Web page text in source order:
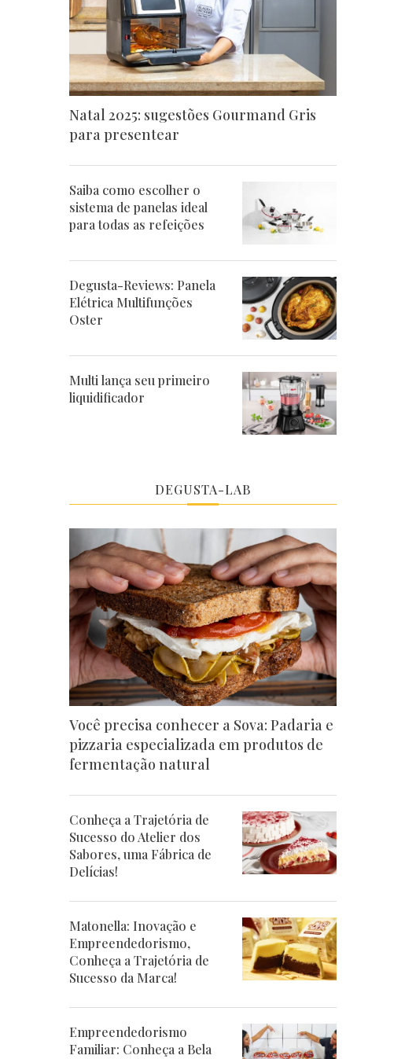
Natal 2025: sugestões Gourmand Gris
para presentear
Saiba como escolher o
sistema de panelas ideal
para todas as refeições
Degusta-Reviews: Panela
Elétrica Multifunções
Oster
Multi lança seu primeiro
liquidificador
DEGUSTA-LAB
Você precisa conhecer a Sova: Padaria e
pizzaria especializada em produtos de
fermentação natural
Conheça a Trajetória de
Sucesso do Atelier dos
Sabores, uma Fábrica de
Delícias!
Matonella: Inovação e
Empreendedorismo,
Conheça a Trajetória de
Sucesso da Marca!
Empreendedorismo
Familiar: Conheça a Bela